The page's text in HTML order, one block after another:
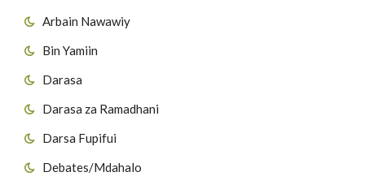
Arbain Nawawiy
Bin Yamiin
Darasa
Darasa za Ramadhani
Darsa Fupifui
Debates/Mdahalo